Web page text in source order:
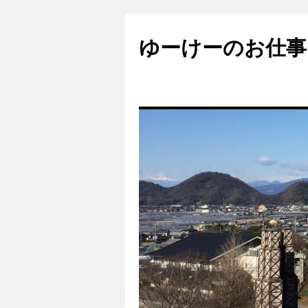
ゆーけーのお仕